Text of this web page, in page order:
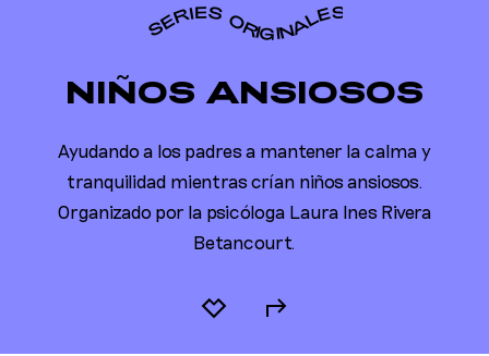
SERIES ORIGINALES
NIÑOS ANSIOSOS
Ayudando a los padres a mantener la calma y
tranquilidad mientras crían niños ansiosos.
Organizado por la psicóloga Laura Ines Rivera
Betancourt.